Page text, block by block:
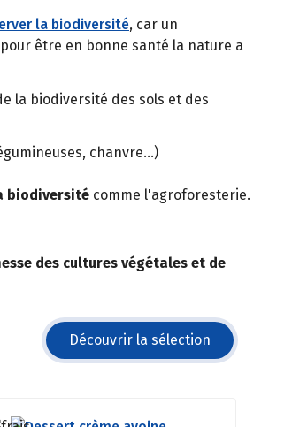
la biodiversité, car un
être en bonne santé la nature a
la biodiversité des sols et des
chanvre…)
biodiversité comme l'agroforesterie.
des cultures végétales et de
Découvrir la sélection